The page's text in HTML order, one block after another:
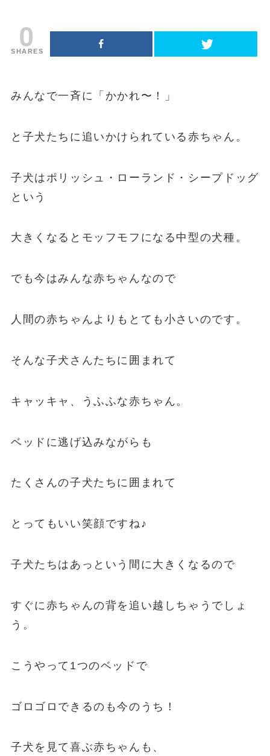
0
SHARES
みんなで一斉に「かかれ〜！」
と子犬たちに追いかけられている赤ちゃん。
子犬はポリッシュ・ローランド・シープドッグ
という
大きくなるとモッフモフになる中型の犬種。
でも今はみんな赤ちゃんなので
人間の赤ちゃんよりもとても小さいのです。
そんな子犬さんたちに囲まれて
キャッキャ、うふふな赤ちゃん。
ベッドに逃げ込みながらも
たくさんの子犬たちに囲まれて
とってもいい笑顔ですね♪
子犬たちはあっという間に大きくなるので
すぐに赤ちゃんの背を追い越しちゃうでしょ
う。
こうやって1つのベッドで
ゴロゴロできるのも今のうち！
子犬を見て喜ぶ赤ちゃんも、